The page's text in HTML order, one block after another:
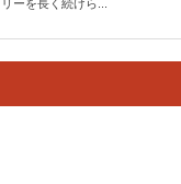
リーを長く続けら...